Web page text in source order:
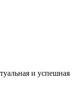
и успешная